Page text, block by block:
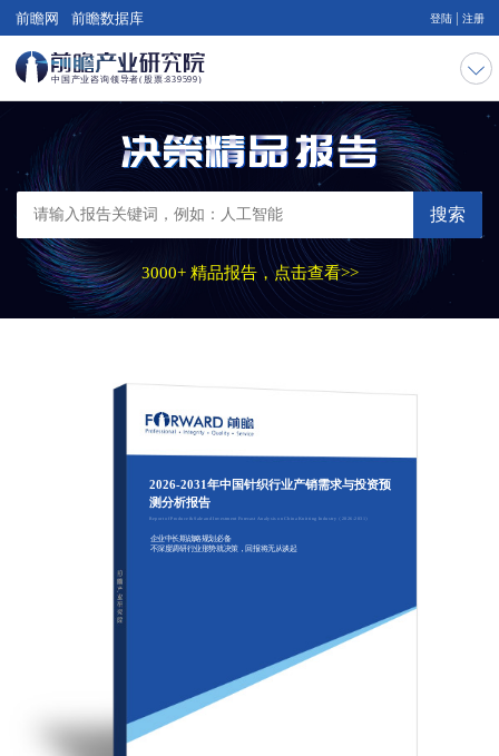
前瞻网 前瞻数据库 登陆 注册
搜索
3000+ 精品报告，点击查看>>
2026-2031年中国针织行业产销需求与投资预
测分析报告
Report of Produce & Sale and Investment Forecast Analysis on China Knitting Industry（2026-2031）
企业中长期战略规划必备
不深度调研行业形势就决策，回报将无从谈起